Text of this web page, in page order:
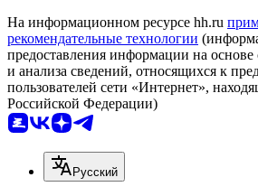
На информационном ресурсе hh.ru
рекомендательные технологии
предоставления информации на основе
и анализа сведений, относящихся к
пользователей сети «Интернет»,
Российской Федерации)
Русский